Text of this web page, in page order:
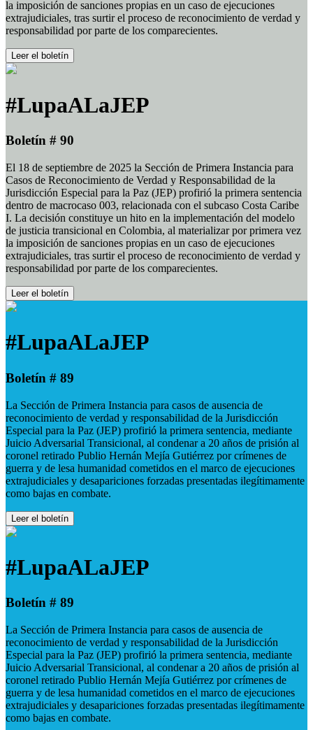
la imposición de sanciones propias en un caso de ejecuciones
extrajudiciales, tras surtir el proceso de reconocimiento de verdad y
responsabilidad por parte de los comparecientes.
Leer el boletín
#LupaALaJEP
Boletín # 90
El 18 de septiembre de 2025 la Sección de Primera Instancia para
Casos de Reconocimiento de Verdad y Responsabilidad de la
Jurisdicción Especial para la Paz (JEP) profirió la primera sentencia
dentro de macrocaso 003, relacionada con el subcaso Costa Caribe
I. La decisión constituye un hito en la implementación del modelo
de justicia transicional en Colombia, al materializar por primera vez
la imposición de sanciones propias en un caso de ejecuciones
extrajudiciales, tras surtir el proceso de reconocimiento de verdad y
responsabilidad por parte de los comparecientes.
Leer el boletín
#LupaALaJEP
Boletín # 89
La Sección de Primera Instancia para casos de ausencia de
reconocimiento de verdad y responsabilidad de la Jurisdicción
Especial para la Paz (JEP) profirió la primera sentencia, mediante
Juicio Adversarial Transicional, al condenar a 20 años de prisión al
coronel retirado Publio Hernán Mejía Gutiérrez por crímenes de
guerra y de lesa humanidad cometidos en el marco de ejecuciones
extrajudiciales y desapariciones forzadas presentadas ilegítimamente
como bajas en combate.
Leer el boletín
#LupaALaJEP
Boletín # 89
La Sección de Primera Instancia para casos de ausencia de
reconocimiento de verdad y responsabilidad de la Jurisdicción
Especial para la Paz (JEP) profirió la primera sentencia, mediante
Juicio Adversarial Transicional, al condenar a 20 años de prisión al
coronel retirado Publio Hernán Mejía Gutiérrez por crímenes de
guerra y de lesa humanidad cometidos en el marco de ejecuciones
extrajudiciales y desapariciones forzadas presentadas ilegítimamente
como bajas en combate.